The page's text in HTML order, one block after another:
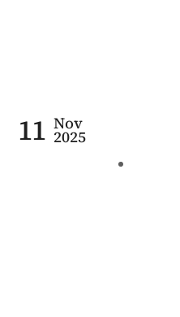
11 Nov
2025